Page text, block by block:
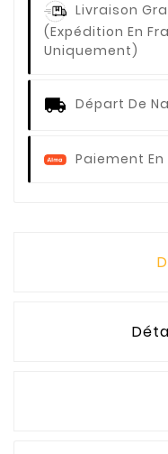
Livraison
(expédition En
Uniquement)
Départ De
Paiement En